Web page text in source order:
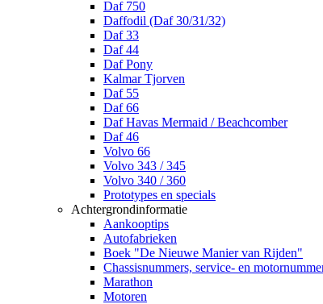
Daf 750
Daffodil (Daf 30/31/32)
Daf 33
Daf 44
Daf Pony
Kalmar Tjorven
Daf 55
Daf 66
Daf Havas Mermaid / Beachcomber
Daf 46
Volvo 66
Volvo 343 / 345
Volvo 340 / 360
Prototypes en specials
Achtergrondinformatie
Aankooptips
Autofabrieken
Boek "De Nieuwe Manier van Rijden"
Chassisnummers, service- en
Marathon
Motoren